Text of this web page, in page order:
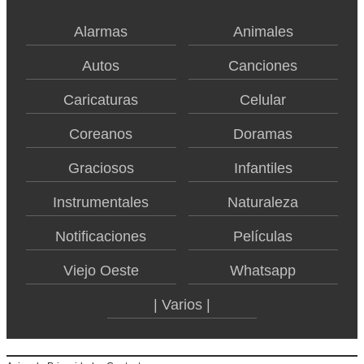
Alarmas Animales
Autos Canciones
Caricaturas Celular
Coreanos Doramas
Graciosos Infantiles
Instrumentales Naturaleza
Notificaciones Películas
Viejo Oeste Whatsapp
| Varios |